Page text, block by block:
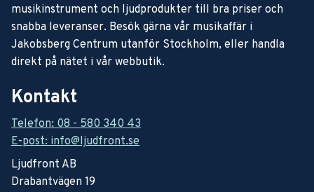
musikinstrument och ljudprodukter till bra priser och
snabba leveranser. Besök gärna vår musikaffär i
Jakobsberg Centrum utanför Stockholm, eller handla
direkt på nätet i vår webbutik.
Kontakt
Telefon: 08 - 580 340 43
E-post: info@ljudfront.se
Ljudfront AB
Drabantvägen 19